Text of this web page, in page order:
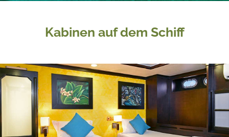
Kabinen auf dem Schiff